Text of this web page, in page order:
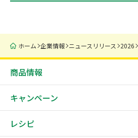
ホーム 企業情報 ニュースリリース 2026
商品情報
キャンペーン
レシピ